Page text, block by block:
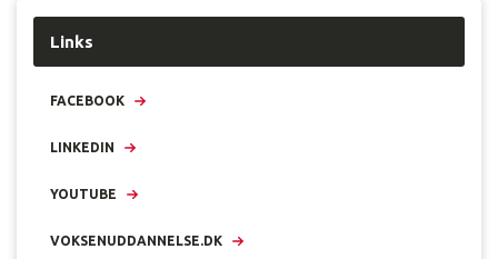
Links
FACEBOOK
LINKEDIN
YOUTUBE
VOKSENUDDANNELSE.DK